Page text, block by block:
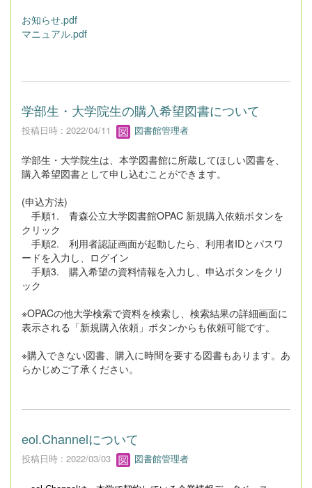
お知らせ.pdf
マニュアル.pdf
学部生・大学院生の購入希望図書について
投稿日時 : 2022/04/11 図書館管理者
学部生・大学院生は、本学図書館に所蔵してほしい図書を、
購入希望図書として申し込むことができます。
(申込方法)
手順1. 青森公立大学図書館OPAC 新規購入依頼ボタンを
クリック
手順2. 利用者認証画面が起動したら、利用者IDとパスワ
ードを入力し、ログイン
手順3. 購入希望の資料情報を入力し、申込ボタンをクリ
ック
※OPACの他大学検索で資料を検索し、検索結果の詳細画面に
表示される「新規購入依頼」ボタンからも依頼可能です。
※購入できない図書、購入に時間を要する図書もあります。あ
らかじめご了承ください。
eol.Channelについて
投稿日時 : 2022/03/03 図書館管理者